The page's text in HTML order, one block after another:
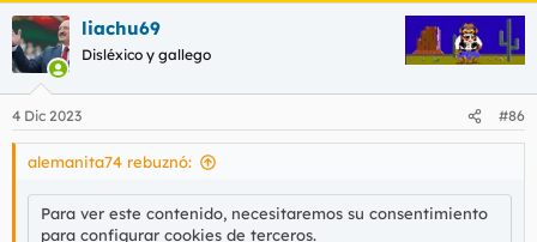
liachu69
Disléxico y gallego
4 Dic 2023 #86
alemanita74 rebuznó:
Para ver este contenido, necesitaremos su consentimiento
para configurar cookies de terceros.